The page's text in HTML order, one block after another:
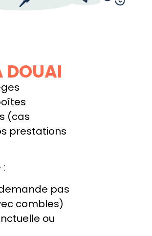
DOUAI
(cas
prestations
pas
combles)
ou